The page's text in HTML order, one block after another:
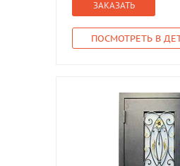
ЗАКАЗАТЬ
ПОСМОТРЕТЬ В